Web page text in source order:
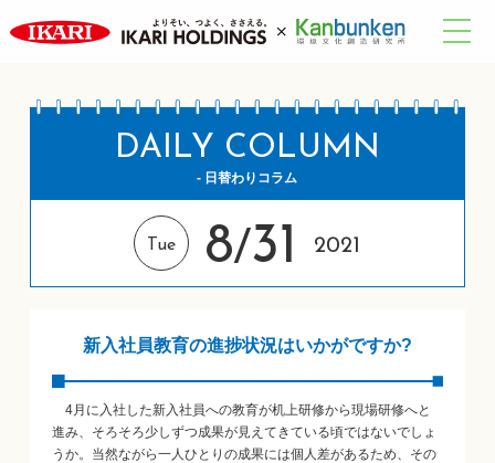
DAILY COLUMN
- 日替わりコラム
Tue 8/31 2021
新入社員教育の進捗状況はいかがですか?
4月に入社した新入社員への教育が机上研修から現場研修へと
進み、そろそろ少しずつ成果が見えてきている頃ではないでしょ
うか。当然ながら一人ひとりの成果には個人差があるため、その